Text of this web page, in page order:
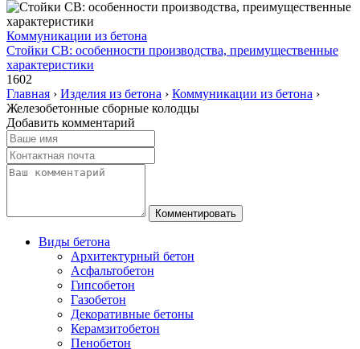
Коммуникации из бетона
Стойки СВ: особенности производства, преимущественные
характеристики
1602
Главная › Изделия из бетона › Коммуникации из бетона ›
Железобетонные сборные колодцы
Добавить комментарий
Виды бетона
Архитектурный бетон
Асфальтобетон
Гипсобетон
Газобетон
Декоративные бетоны
Керамзитобетон
Пенобетон